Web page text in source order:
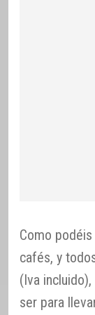
Como
cafés, y
(Iva
ser para